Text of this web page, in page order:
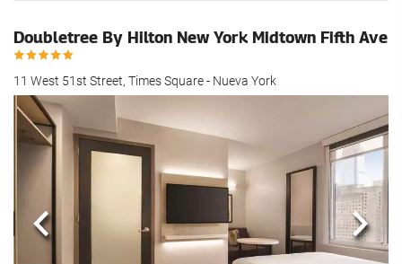
Doubletree By Hilton New York Midtown Fifth Ave
11 West 51st Street, Times Square - Nueva York
Anterior